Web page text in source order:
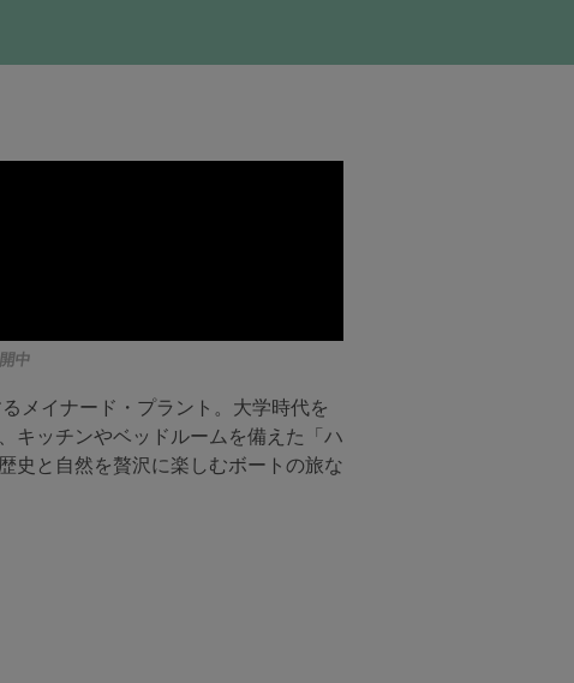
中
メイナード・プラント。大学時代を
キッチンやベッドルームを備えた「ハ
史と自然を贅沢に楽しむボートの旅な